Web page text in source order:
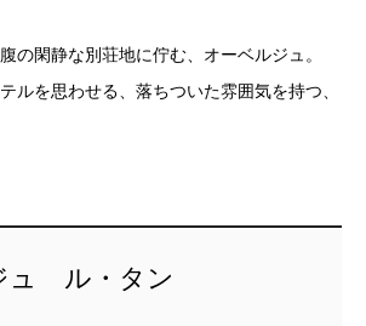
の閑静な別荘地に佇む、オーベルジュ。
ルを思わせる、落ちついた雰囲気を持つ、
ュ ル・タン